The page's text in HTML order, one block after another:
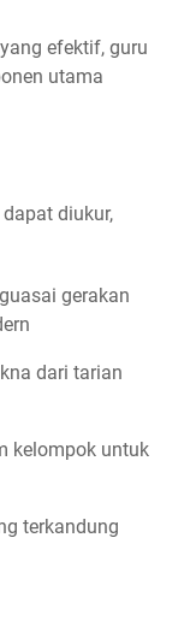
efektif, guru
utama
diukur,
gerakan
dari tarian
kelompok untuk
terkandung